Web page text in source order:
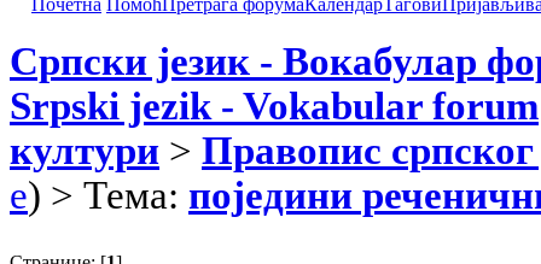
Почетна ПомоћПретрага форумаКалендарТагови
Српски језик - Вокабулар
Srpski jezik - Vokabular forum
култури > Правопис српског
e) > Тема: поједини